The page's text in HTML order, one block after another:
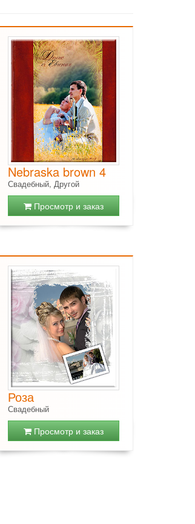
Nebraska brown 4
Свадебный, Другой
Просмотр и заказ
Роза
Свадебный
Просмотр и заказ